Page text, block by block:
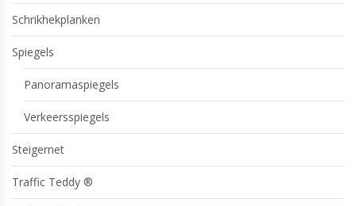
Schrikhekplanken
Spiegels
Panoramaspiegels
Verkeersspiegels
Steigernet
Traffic Teddy ®